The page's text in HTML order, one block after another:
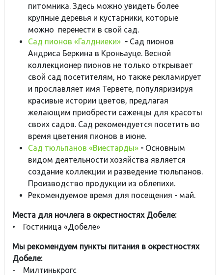
питомника. Здесь можно увидеть более
крупные деревья и кустарники, которые
можно перенести в свой сад.
Сад пионов «Галдниеки» - Сад пионов
Андриса Беркина в Кроньауце. Весной
коллекционер пионов не только открывает
свой сад посетителям, но также рекламирует
и прославляет имя Тервете, популяризируя
красивые истории цветов, предлагая
желающим приобрести саженцы для красоты
своих садов. Сад рекомендуется посетить во
время цветения пионов в июне.
Сад тюльпанов «Виестарды» - Основным
видом деятельности хозяйства является
создание коллекции и разведение тюльпанов.
Производство продукции из облепихи.
Рекомендуемое время для посещения - май.
Места для ночлега в окрестностях Добеле:
• Гостиница «Добеле»
Мы рекомендуем пункты питания в окрестностях
Добеле:
- Милтинькрогс